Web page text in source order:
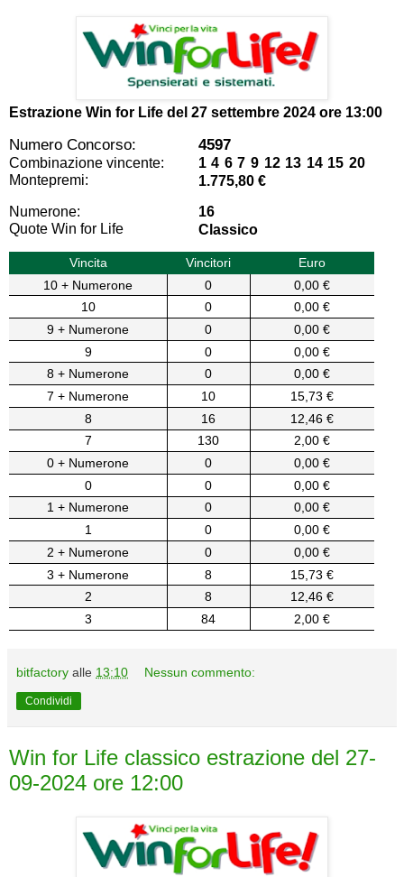
Estrazione Win for Life del 27 settembre 2024 ore 13:00
Numero Concorso: 4597
Combinazione vincente:
1 4 6 7 9 12 13 14 15 20
Montepremi:
1.775,80 €
Numerone:
16
Quote Win for Life
Classico
Vincita Vincitori
Euro
10 + Numerone
0
0,00 €
10
0
0,00 €
9 + Numerone
0
0,00 €
9
0
0,00 €
8 + Numerone
0
0,00 €
7 + Numerone
10
15,73 €
8
16
12,46 €
7
130
2,00 €
0 + Numerone
0
0,00 €
0
0
0,00 €
1 + Numerone
0
0,00 €
1
0
0,00 €
2 + Numerone
0
0,00 €
3 + Numerone
8
15,73 €
2
8
12,46 €
3
84 2,00 €
bitfactory alle 13:10 Nessun commento:
Condividi
Win for Life classico estrazione del 27-
09-2024 ore 12:00